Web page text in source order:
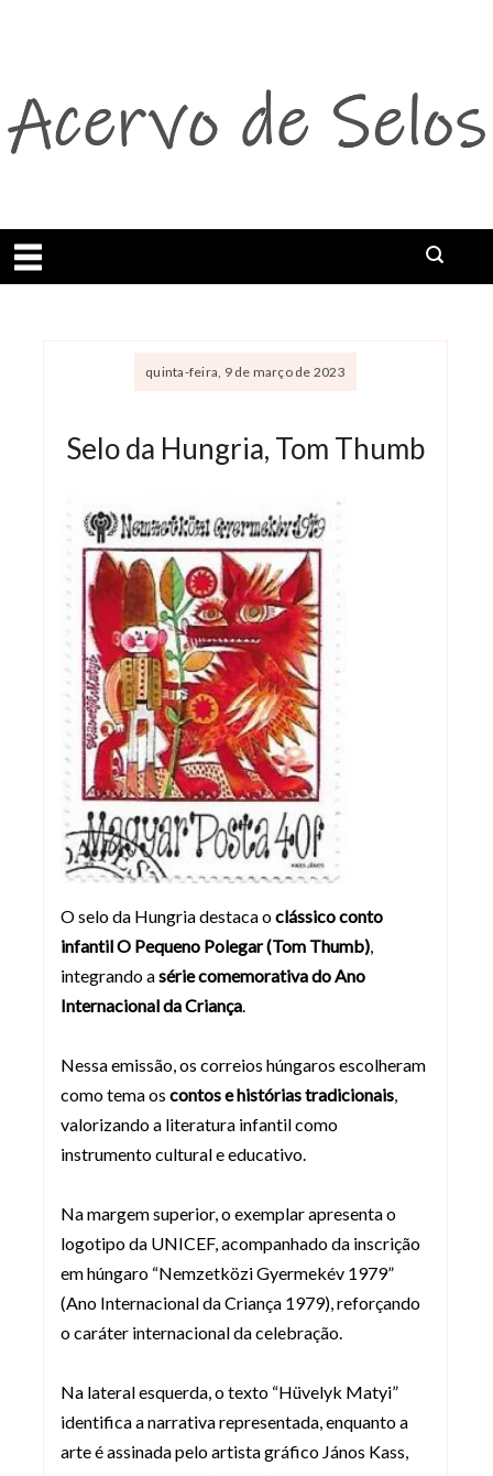
Abrir menu
quinta-feira, 9 de março de 2023
Selo da Hungria, Tom Thumb
O selo da Hungria destaca oclássico conto
infantil O Pequeno Polegar (Tom Thumb)
integrando asérie comemorativa do Ano
Internacional da Criança
Nessa emissão, os correios húngaros escolheram
como tema os contos e histórias tradicionais
valorizando a literatura infantil como
instrumento cultural e educativo.
Na margem superior, o exemplar apresenta o
logotipo da UNICEF, acompanhado da inscrição
em húngaro “Nemzetközi Gyermekév 1979”
(Ano Internacional da Criança 1979), reforçando
o caráter internacional da celebração.
Na lateral esquerda, o texto “Hüvelyk Matyi”
identifica a narrativa representada, enquanto a
arte é assinada pelo artista gráfico János Kass,